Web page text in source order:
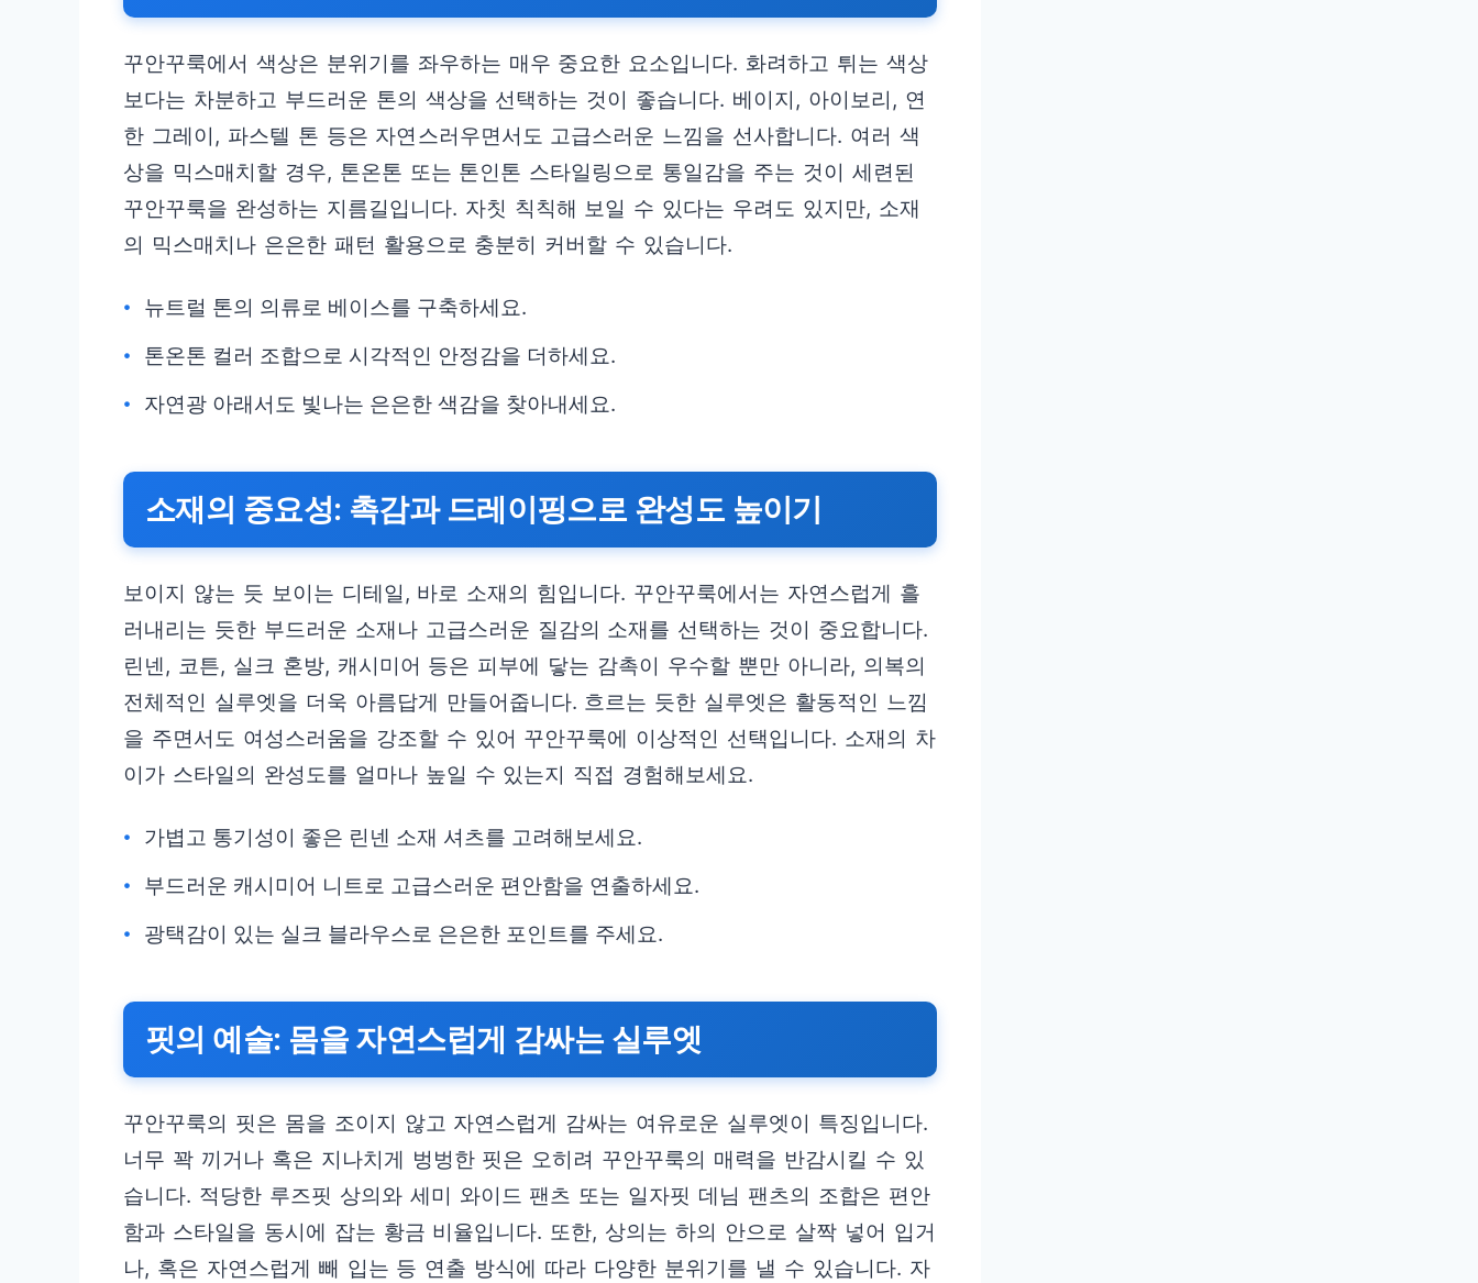
꾸안꾸룩에서 색상은 분위기를 좌우하는 매우 중요한 요소입니다. 화려하고 튀는 색상
보다는 차분하고 부드러운 톤의 색상을 선택하는 것이 좋습니다. 베이지, 아이보리, 연
한 그레이, 파스텔 톤 등은 자연스러우면서도 고급스러운 느낌을 선사합니다. 여러 색
상을 믹스매치할 경우, 톤온톤 또는 톤인톤 스타일링으로 통일감을 주는 것이 세련된
꾸안꾸룩을 완성하는 지름길입니다. 자칫 칙칙해 보일 수 있다는 우려도 있지만, 소재
의 믹스매치나 은은한 패턴 활용으로 충분히 커버할 수 있습니다.
뉴트럴 톤의 의류로 베이스를 구축하세요.
톤온톤 컬러 조합으로 시각적인 안정감을 더하세요.
자연광 아래서도 빛나는 은은한 색감을 찾아내세요.
소재의 중요성: 촉감과 드레이핑으로 완성도 높이기
보이지 않는 듯 보이는 디테일, 바로 소재의 힘입니다. 꾸안꾸룩에서는 자연스럽게 흘
러내리는 듯한 부드러운 소재나 고급스러운 질감의 소재를 선택하는 것이 중요합니다.
린넨, 코튼, 실크 혼방, 캐시미어 등은 피부에 닿는 감촉이 우수할 뿐만 아니라, 의복의
전체적인 실루엣을 더욱 아름답게 만들어줍니다. 흐르는 듯한 실루엣은 활동적인 느낌
을 주면서도 여성스러움을 강조할 수 있어 꾸안꾸룩에 이상적인 선택입니다. 소재의 차
이가 스타일의 완성도를 얼마나 높일 수 있는지 직접 경험해보세요.
가볍고 통기성이 좋은 린넨 소재 셔츠를 고려해보세요.
부드러운 캐시미어 니트로 고급스러운 편안함을 연출하세요.
광택감이 있는 실크 블라우스로 은은한 포인트를 주세요.
핏의 예술: 몸을 자연스럽게 감싸는 실루엣
꾸안꾸룩의 핏은 몸을 조이지 않고 자연스럽게 감싸는 여유로운 실루엣이 특징입니다.
너무 꽉 끼거나 혹은 지나치게 벙벙한 핏은 오히려 꾸안꾸룩의 매력을 반감시킬 수 있
습니다. 적당한 루즈핏 상의와 세미 와이드 팬츠 또는 일자핏 데님 팬츠의 조합은 편안
함과 스타일을 동시에 잡는 황금 비율입니다. 또한, 상의는 하의 안으로 살짝 넣어 입거
나, 혹은 자연스럽게 빼 입는 등 연출 방식에 따라 다양한 분위기를 낼 수 있습니다. 자